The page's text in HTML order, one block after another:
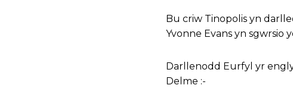
Bu criw Tinopolis yn
Yvonne Evans yn
Darllenodd Eurfyl yr
Delme :-